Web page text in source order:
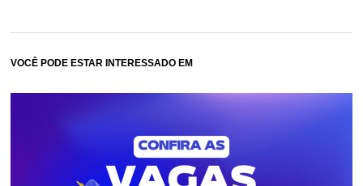
VOCÊ PODE ESTAR INTERESSADO EM